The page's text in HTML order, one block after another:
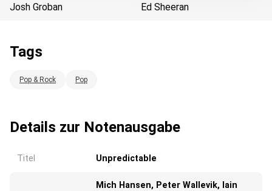
Wird geladen...
Josh Groban
Ed Sheeran
Tags
Pop & Rock Pop
Details zur Notenausgabe
Titel Unpredictable
Mich Hansen, Peter Wallevik, Iain